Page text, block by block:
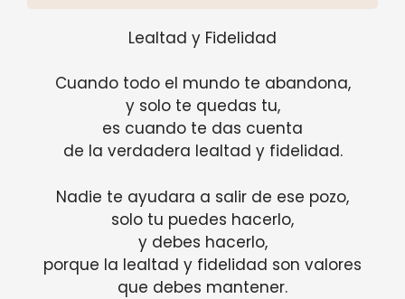
Lealtad y Fidelidad
Cuando todo el mundo te abandona,
y solo te quedas tu,
es cuando te das cuenta
de la verdadera lealtad y fidelidad.
Nadie te ayudara a salir de ese pozo,
solo tu puedes hacerlo,
y debes hacerlo,
porque la lealtad y fidelidad son valores
que debes mantener.